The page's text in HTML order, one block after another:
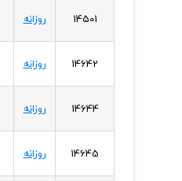
14501 روزانه
14642 روزانه
14644 روزانه
14645 روزانه